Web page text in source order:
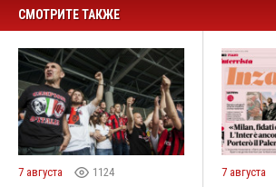
СМОТРИТЕ ТАКЖЕ
7 августа 1124 7 августа